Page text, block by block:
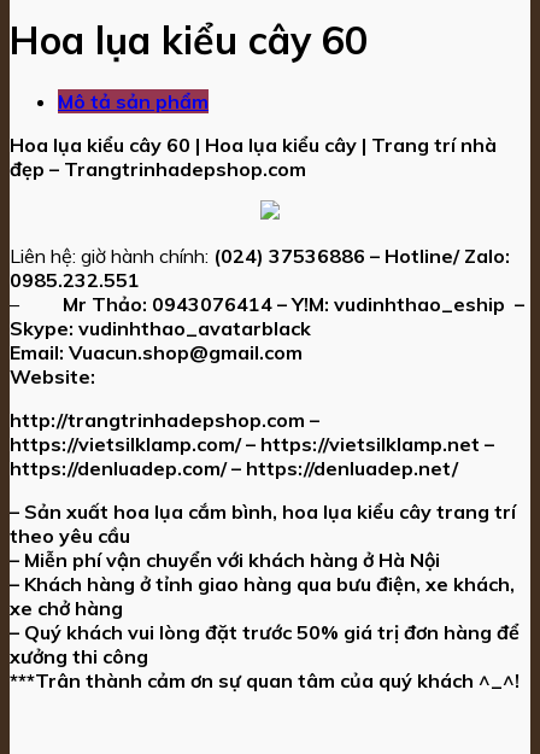
Hoa lụa kiểu cây 60
Mô tả sản phẩm
Hoa lụa kiểu cây 60 | Hoa lụa kiểu cây | Trang trí nhà
đẹp – Trangtrinhadepshop.com
Liên hệ: giờ hành chính: (024) 37536886 – Hotline/ Zalo:
0985.232.551
– Mr Thảo: 0943076414 – Y!M: vudinhthao_eship –
Skype: vudinhthao_avatarblack
Email: Vuacun.shop@gmail.com
Website:
http://trangtrinhadepshop.com –
https://vietsilklamp.com/ – https://vietsilklamp.net –
https://denluadep.com/ – https://denluadep.net/
– Sản xuất hoa lụa cắm bình, hoa lụa kiểu cây trang trí
theo yêu cầu
– Miễn phí vận chuyển với khách hàng ở Hà Nội
– Khách hàng ở tỉnh giao hàng qua bưu điện, xe khách,
xe chở hàng
– Quý khách vui lòng đặt trước 50% giá trị đơn hàng để
xưởng thi công
***Trân thành cảm ơn sự quan tâm của quý khách ^_^!